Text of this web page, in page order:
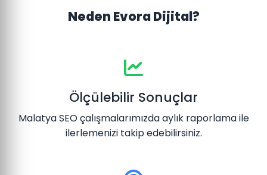
Neden Evora Dijital?
Ölçülebilir Sonuçlar
Malatya SEO çalışmalarımızda aylık raporlama ile
ilerlemenizi takip edebilirsiniz.